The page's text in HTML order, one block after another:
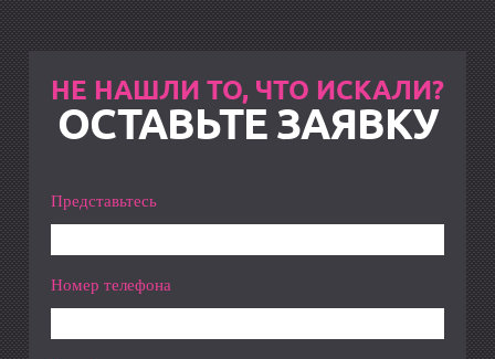
НЕ НАШЛИ ТО, ЧТО ИСКАЛИ?
ОСТАВЬТЕ ЗАЯВКУ
Представьтесь
Номер телефона